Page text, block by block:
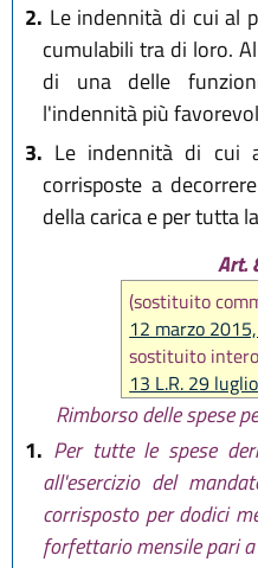
2. Le indennità di cui al
cumulabili tra di loro.
di una delle
l'indennità più
3. Le indennità di cui
corrisposte a
della carica e per tutta
Art.
(sostituito
12 marzo
sostituito
13 L.R. 29
infine aggiunto
art. 9 L.R. 21
Rimborso delle spese
1. Per tutte le spese
all'esercizio del
corrisposto per dodici
forfettario mensile pari